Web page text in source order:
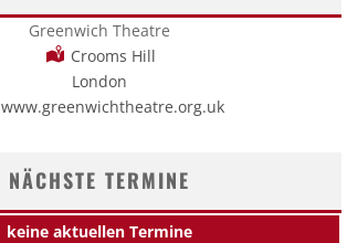
Greenwich Theatre
Crooms Hill
London
www.greenwichtheatre.org.uk
NÄCHSTE TERMINE
keine aktuellen Termine